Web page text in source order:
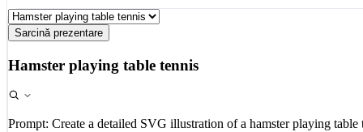
Sarcină prezentare
Hamster playing table tennis
Prompt: Create a detailed SVG illustration of a hamster playing table